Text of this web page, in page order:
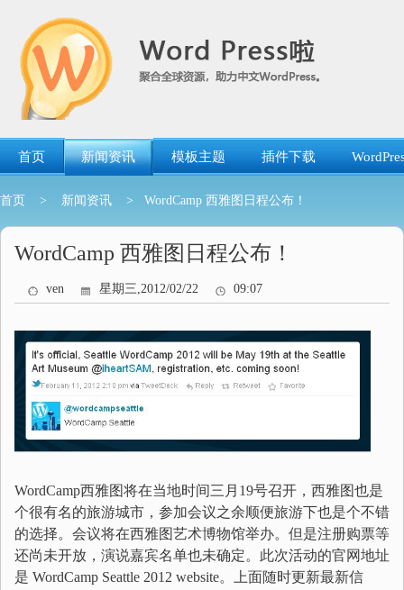
首页 新闻资讯 模板主题 插件下载
首页 > 新闻资讯 > WordCamp 西雅图日程公布！
WordCamp 西雅图日程公布！
ven 星期三,2012/02/22 09:07
WordCamp西雅图将在当地时间三月19号召开，西雅图也是
个很有名的旅游城市，参加会议之余顺便旅游下也是个不错
的选择。会议将在西雅图艺术博物馆举办。但是注册购票等
还尚未开放，演说嘉宾名单也未确定。此次活动的官网地址
是 WordCamp Seattle 2012 website。上面随时更新最新信